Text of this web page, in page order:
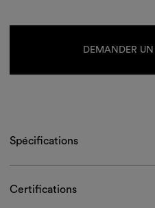
DEMANDER
Spécifications
Certifications